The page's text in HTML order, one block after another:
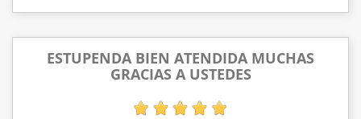
ESTUPENDA BIEN ATENDIDA MUCHAS
GRACIAS A USTEDES